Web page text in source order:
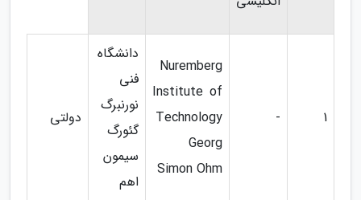
1
-
Nuremberg
Institute of
Technology
Georg
Simon Ohm
دانشگاه
فنی
نورنبرگ
گئورگ
سیمون
اهم
دولتی